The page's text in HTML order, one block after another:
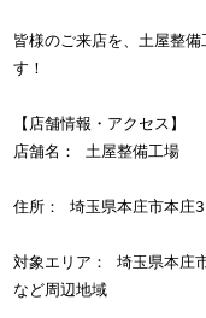
皆様のご来店を、土屋整
す！
【店舗情報・アクセス】
店舗名： 土屋整備工場
住所： 埼玉県本庄市本
対象エリア： 埼玉県本庄
など周辺地域